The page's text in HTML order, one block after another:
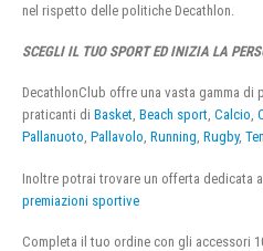
nel rispetto delle politiche Decathlon.
SCEGLI IL TUO SPORT ED INIZIA LA
DecathlonClub offre una vasta gamma
praticanti di Basket, Beach sport, Calcio,
Pallanuoto, Pallavolo, Running, Rugby,
Inoltre potrai trovare un offerta dedicata
premiazioni sportive
Completa il tuo ordine con gli accessori